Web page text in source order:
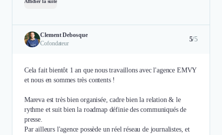
Clement Debosque
Cofondateur
5/5
Cela fait bientôt 1 an que nous travaillons avec l'agence EMVY
et nous en sommes très contents !
Mareva est très bien organisée, cadre bien la relation & le
rythme et suit bien la roadmap définie des communiqués de
presse.
Par ailleurs l'agence possède un réel réseau de journalistes, et